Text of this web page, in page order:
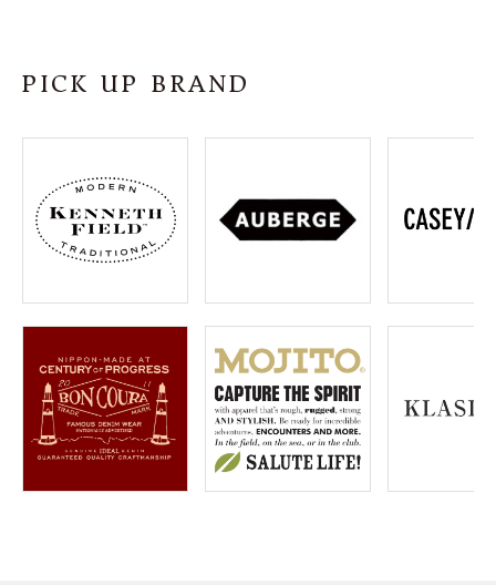
プライバシーポリシー
特定商取引法について
お問い合わせ
OFFICIAL WEB SITE
meeting_room ログイン 会員登録
PICK UP BRAND